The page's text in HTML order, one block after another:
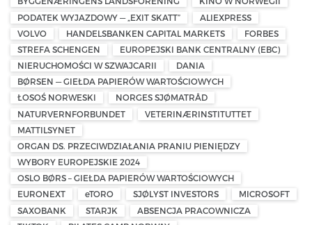
PODATEK WYJAZDOWY — „EXIT SKATT”
ALIEXPRESS
VOLVO
HANDELSBANKEN CAPITAL MARKETS
FORBES
STREFA SCHENGEN
EUROPEJSKI BANK CENTRALNY (EBC)
NIERUCHOMOŚCI W SZWAJCARII
DANIA
BØRSEN — GIEŁDA PAPIERÓW WARTOŚCIOWYCH
ŁOSOŚ NORWESKI
NORGES SJØMATRÅD
NATURVERNFORBUNDET
VETERINÆRINSTITUTTET
MATTILSYNET
ORGAN DS. PRZECIWDZIAŁANIA PRANIU PIENIĘDZY
WYBORY EUROPEJSKIE 2024
OSLO BØRS – GIEŁDA PAPIERÓW WARTOŚCIOWYCH
EURONEXT
eTORO SJØLYST INVESTORS
MICROSOFT
SAXOBANK
STARJK
ABSENCJA PRACOWNICZA